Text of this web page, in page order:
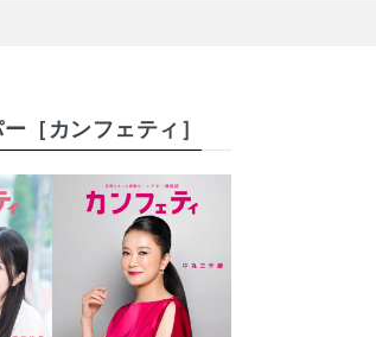
［カンフェティ］